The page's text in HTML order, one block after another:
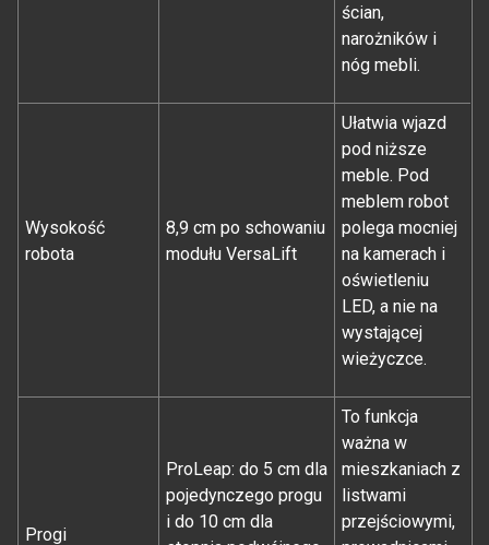
ścian,
narożników i
nóg mebli.
Wysokość
robota
8,9 cm po schowaniu
modułu VersaLift
Ułatwia wjazd
pod niższe
meble. Pod
meblem robot
polega mocniej
na kamerach i
oświetleniu
LED, a nie na
wystającej
wieżyczce.
Progi
ProLeap: do 5 cm dla
pojedynczego progu
i do 10 cm dla
To funkcja
ważna w
mieszkaniach z
listwami
przejściowymi,